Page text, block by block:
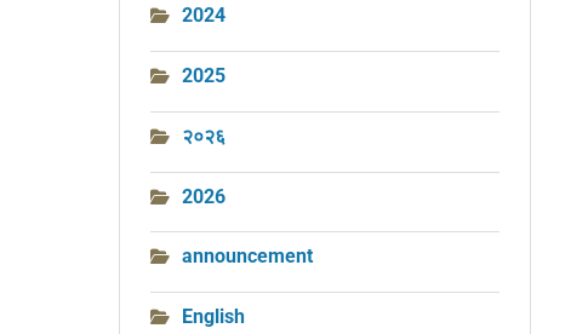
2024
2025
२०२६
2026
announcement
English